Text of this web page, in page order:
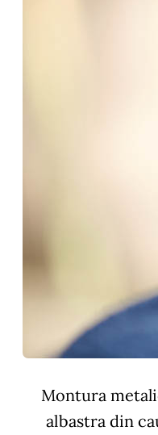
Montura
albastra din